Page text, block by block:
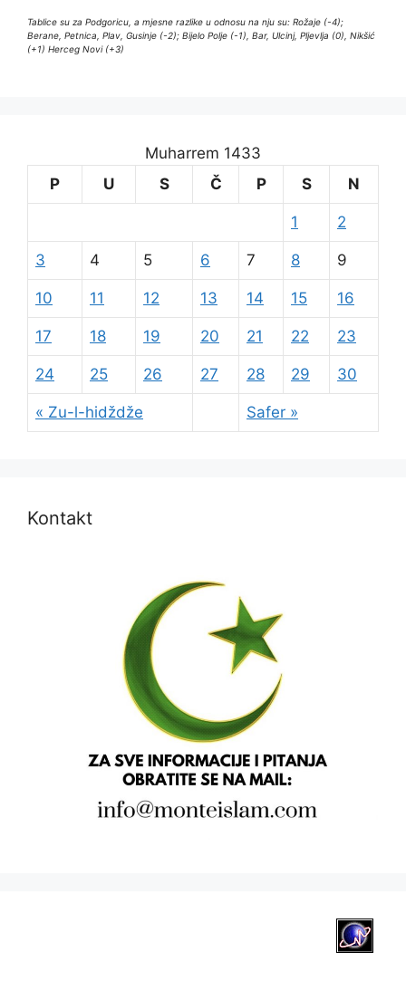
Tablice su za Podgoricu, a mjesne razlike u odnosu na nju su: Rožaje (-4);
Berane, Petnica, Plav, Gusinje (-2); Bijelo Polje (-1), Bar, Ulcinj, Pljevlja (0), Nikšić
(+1) Herceg Novi (+3)
Muharrem 1433
P
U S Č P S N
« Zu-l-hidždže Safer »
1 2
3 4 5 6 7 8 9
10 11 12 13 14 15 16
17 18 19 20 21 22 23
24 25 26 27 28 29 30
Kontakt